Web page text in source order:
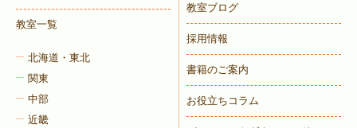
教室一覧
北海道・東北
関東
中部
近畿
教室ブログ
採用情報
書籍のご案内
お役立ちコラム